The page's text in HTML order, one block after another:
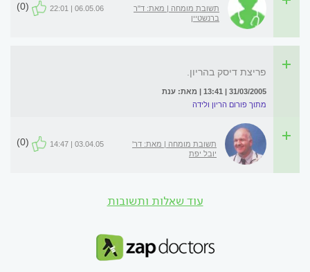
תשובת מומחה | מאת: ד"ר
ברנשטיין
06.05.06 | 22:01
(0)
פריצת דיסק בהריון.
31/03/2005 | 13:41 | מאת: ענת
מתוך פורום הריון ולידה
תשובת מומחה | מאת: דר'
יובל יפת
03.04.05 | 14:47
(0)
עוד שאלות ותשובות